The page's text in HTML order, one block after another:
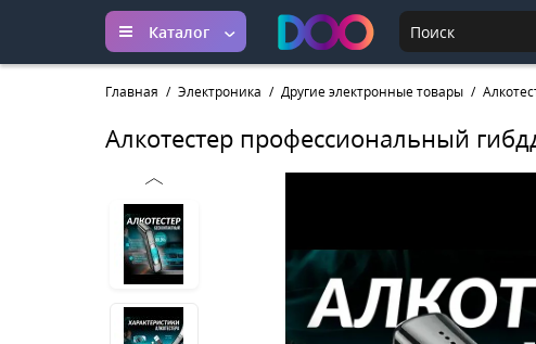
Каталог
Главная Электроника Другие электронные товары
Алкотестер профессиональный